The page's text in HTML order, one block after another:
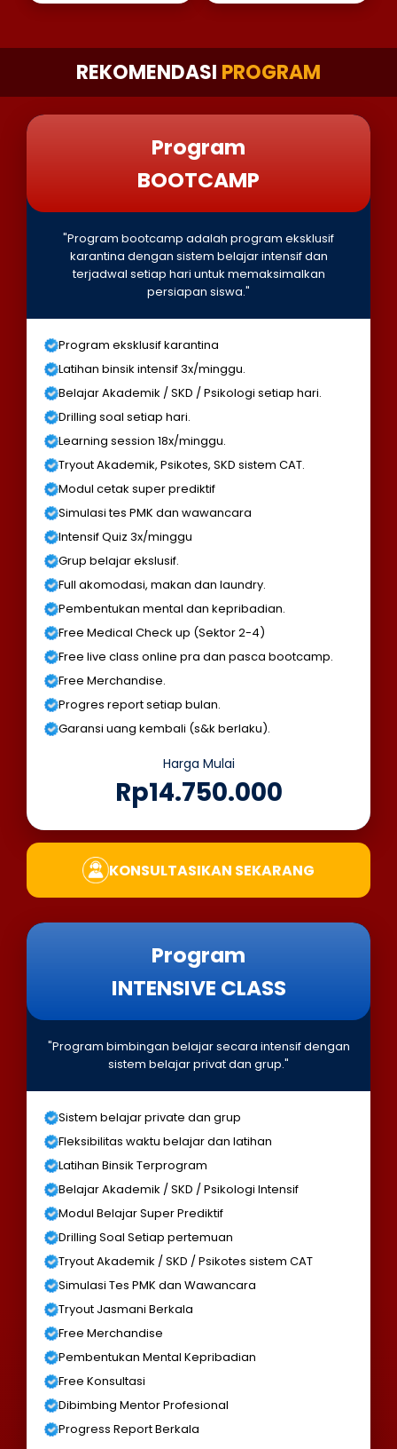
REKOMENDASI PROGRAM
Program
BOOTCAMP
"Program bootcamp adalah program eksklusif
karantina dengan sistem belajar intensif dan
terjadwal setiap hari untuk memaksimalkan
persiapan siswa."
Program eksklusif karantina
Latihan binsik intensif 3x/minggu.
Belajar Akademik / SKD / Psikologi setiap hari.
Drilling soal setiap hari.
Learning session 18x/minggu.
Tryout Akademik, Psikotes, SKD sistem CAT.
Modul cetak super prediktif
Simulasi tes PMK dan wawancara
Intensif Quiz 3x/minggu
Grup belajar ekslusif.
Full akomodasi, makan dan laundry.
Pembentukan mental dan kepribadian.
Free Medical Check up (Sektor 2-4)
Free live class online pra dan pasca bootcamp.
Free Merchandise.
Progres report setiap bulan.
Garansi uang kembali (s&k berlaku).
Harga Mulai
Rp14.750.000
KONSULTASIKAN SEKARANG
Program
INTENSIVE CLASS
"Program bimbingan belajar secara intensif dengan
sistem belajar privat dan grup."
Sistem belajar private dan grup
Fleksibilitas waktu belajar dan latihan
Latihan Binsik Terprogram
Belajar Akademik / SKD / Psikologi Intensif
Modul Belajar Super Prediktif
Drilling Soal Setiap pertemuan
Tryout Akademik / SKD / Psikotes sistem CAT
Simulasi Tes PMK dan Wawancara
Tryout Jasmani Berkala
Free Merchandise
Pembentukan Mental Kepribadian
Free Konsultasi
Dibimbing Mentor Profesional
Progress Report Berkala